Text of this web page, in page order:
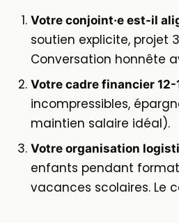
Votre conjoint·e est-il
soutien explicite, projet
Conversation honnête
Votre cadre financier 12-
incompressibles,
maintien salaire idéal).
Votre organisation
enfants pendant
vacances scolaires. Le